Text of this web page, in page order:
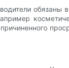
обязаны